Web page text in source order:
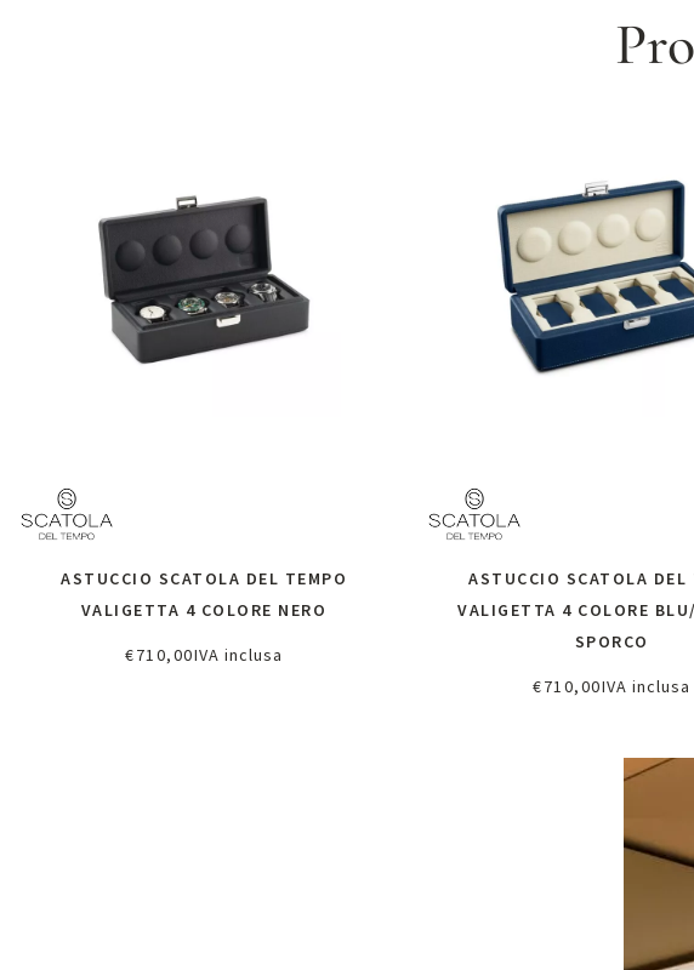
ASTUCCIO SCATOLA DEL TEMPO
VALIGETTA 4 COLORE NERO
€710,00IVA inclusa
ASTUCCIO SCATOLA DEL
VALIGETTA 4 COLORE
SPORCO
€710,00IVA inclusa